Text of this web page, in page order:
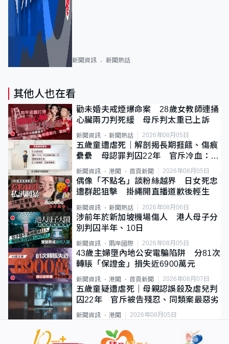
新聞資訊 新聞熱話
其他人也在看
勸未婚夫戒煙爆命案 28歲女教師連捅
心臟兩刀判死緩 母斥判太重已上訴
新聞資訊 新聞熱話 2026年08月05日
五歲童遭虐死｜解剖揭長期捱餓、傷痕
纍纍 母認罪判囚22年 官斥冷血：同
類案最惡劣
新聞資訊 港聞 首頁新聞 2026年08月05日
偶像「不點名」談粉絲越界 日女死忠
遭群起狙擊 掛繩開直播道歉後輕生
新聞資訊 新聞熱話 2026年08月06日
涉前年於新加坡機場傷人 港人母子分
別判囚半年、10日
新聞資訊 兩岸國際 2026年08月05日
43歲主婦墮內地公安電騙陷阱 分81次
轉賬「保證金」損失近6900萬元
新聞資訊 港聞 首頁新聞 2026年08月07日
五歲童疑遭虐死｜母親認誤殺及虐兒判
囚22年 官斥被告殘忍、同類案最惡劣
新聞資訊 港聞 2026年08月05日